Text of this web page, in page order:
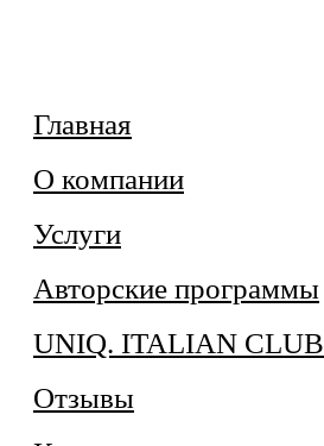
Главная
О компании
Услуги
Авторские программы
UNIQ. ITALIAN CLUB
Отзывы